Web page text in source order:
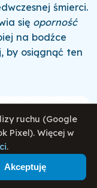
śmierci.
się oporność
na bodźce
by osiągnąć ten
ruchu (Google
Pixel). Więcej w
.
Akceptuję